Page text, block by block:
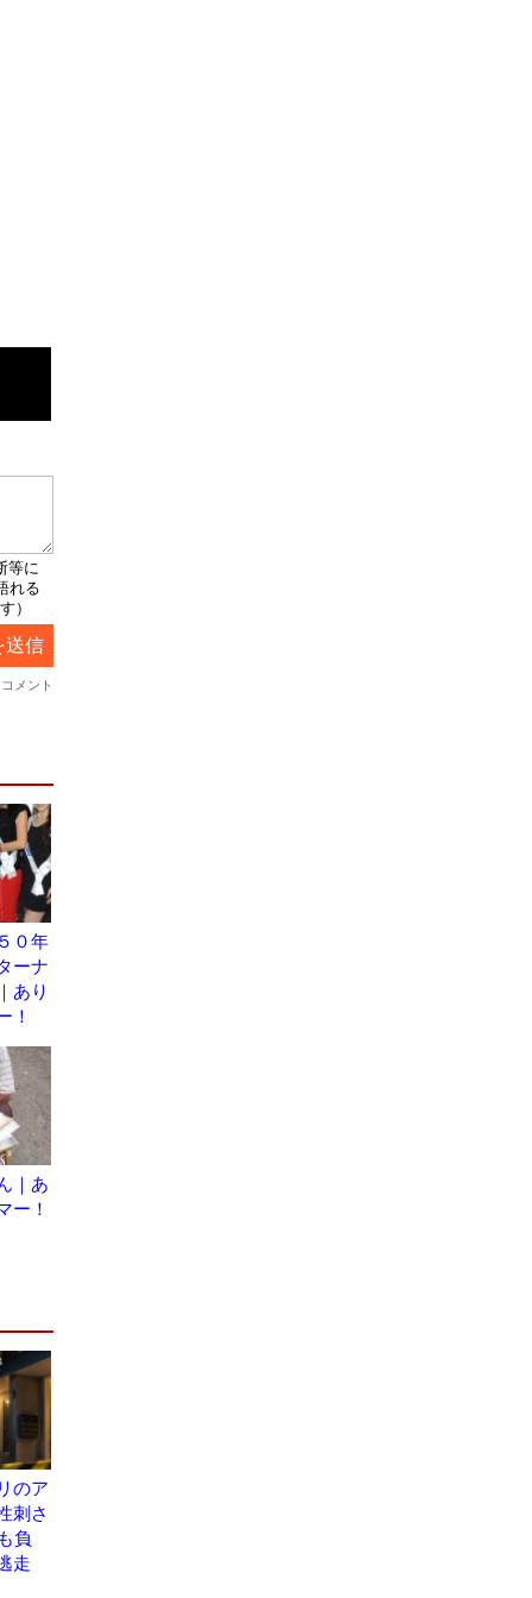
０年
ーナ
あり
！
｜あ
ー！
のア
刺さ
負
走